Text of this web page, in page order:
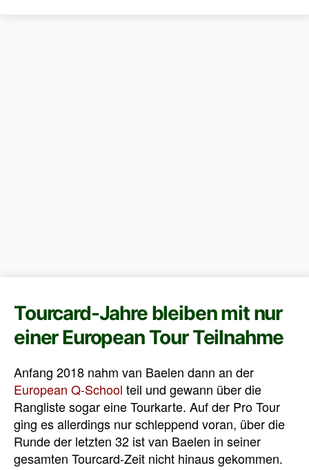
Tourcard-Jahre bleiben mit nur
einer European Tour Teilnahme
Anfang 2018 nahm van Baelen dann an der
European Q-School teil und gewann über die
Rangliste sogar eine Tourkarte. Auf der Pro Tour
ging es allerdings nur schleppend voran, über die
Runde der letzten 32 ist van Baelen in seiner
gesamten Tourcard-Zeit nicht hinaus gekommen.